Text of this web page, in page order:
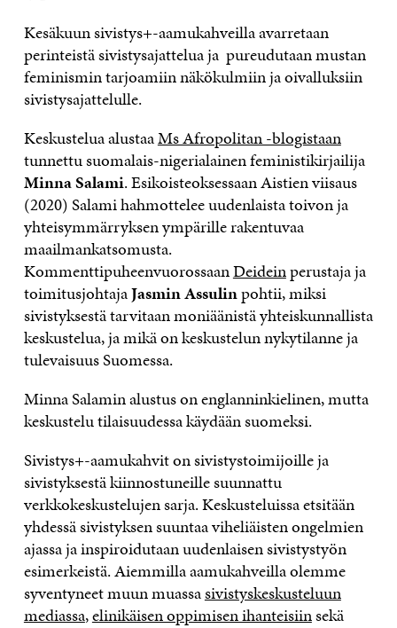
Kesäkuun sivistys+-aamukahveilla avarretaan
perinteistä sivistysajattelua ja pureudutaan mustan
feminismin tarjoamiin näkökulmiin ja oivalluksiin
sivistysajattelulle.
Keskustelua alustaaMs Afropolitan -blogistaan
tunnettu suomalais-nigerialainen feministikirjailija
Minna Salami. Esikoisteoksessaan Aistien viisaus
(2020) Salami hahmottelee uudenlaista toivon ja
yhteisymmärryksen ympärille rakentuvaa
maailmankatsomusta.
KommenttipuheenvuorossaanDeideinperustaja ja
toimitusjohtajaJasmin Assulinpohtii, miksi
sivistyksestä tarvitaan moniäänistä yhteiskunnallista
keskustelua, ja mikä on keskustelun nykytilanne ja
tulevaisuus Suomessa.
Minna Salamin alustus on englanninkielinen, mutta
keskustelu tilaisuudessa käydään suomeksi.
Sivistys+-aamukahvit on sivistystoimijoille ja
sivistyksestä kiinnostuneille suunnattu
verkkokeskustelujen sarja. Keskusteluissa etsitään
yhdessä sivistyksen suuntaa viheliäisten ongelmien
ajassa ja inspiroidutaan uudenlaisen sivistystyön
esimerkeistä. Aiemmilla aamukahveilla olemme
syventyneet muun muassasivistyskeskusteluun
mediassa,elinikäisen oppimisen ihanteisiinsekä